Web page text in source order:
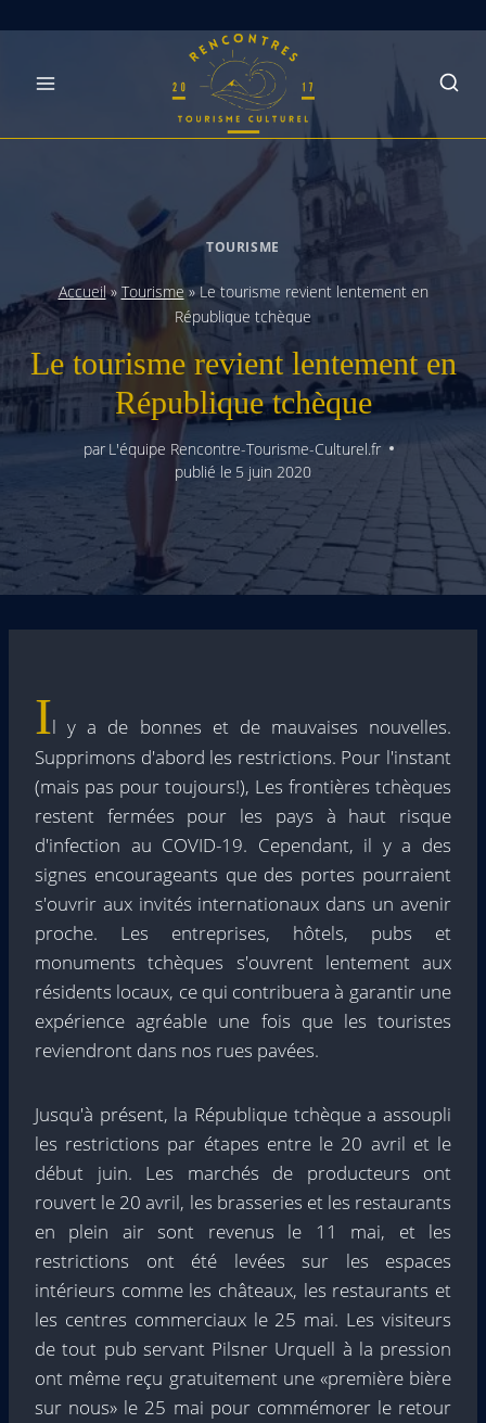
TOURISME
Accueil» Tourisme»Le tourisme revient lentement en
République tchèque
Le tourisme revient lentement en
République tchèque
par L'équipe Rencontre-Tourisme-Culturel.fr
publié le 5 juin 2020
Il y a de bonnes et de mauvaises nouvelles.
Supprimons d'abord les restrictions. Pour l'instant
(mais pas pour toujours!), Les frontières tchèques
restent fermées pour les pays à haut risque
d'infection au COVID-19. Cependant, il y a des
signes encourageants que des portes pourraient
s'ouvrir aux invités internationaux dans un avenir
proche. Les entreprises, hôtels, pubs et
monuments tchèques s'ouvrent lentement aux
résidents locaux, ce qui contribuera à garantir une
expérience agréable une fois que les touristes
reviendront dans nos rues pavées.
Jusqu'à présent, la République tchèque a assoupli
les restrictions par étapes entre le 20 avril et le
début juin. Les marchés de producteurs ont
rouvert le 20 avril, les brasseries et les restaurants
en plein air sont revenus le 11 mai, et les
restrictions ont été levées sur les espaces
intérieurs comme les châteaux, les restaurants et
les centres commerciaux le 25 mai. Les visiteurs
de tout pub servant Pilsner Urquell à la pression
ont même reçu gratuitement une «première bière
sur nous» le 25 mai pour commémorer le retour